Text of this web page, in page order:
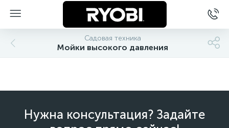
Садовая техника
Мойки высокого давления
Нужна консультация? Задайте